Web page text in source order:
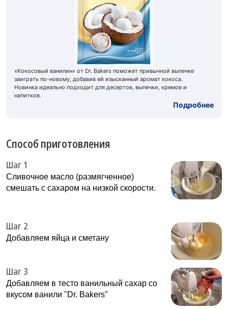
«Кокосовый ванилин» от Dr. Bakers поможет привычной выпечке
заиграть по-новому, добавив ей изысканный аромат кокоса.
Новинка идеально подходит для десертов, выпечки, кремов и
напитков.
Подробнее
Способ приготовления
Шаг 1
Сливочное масло (размягченное)
смешать с сахаром на низкой скорости.
Шаг 2
Добавляем яйца и сметану
Шаг 3
Добавляем в тесто ванильный сахар со
вкусом ванили "Dr. Bakers"